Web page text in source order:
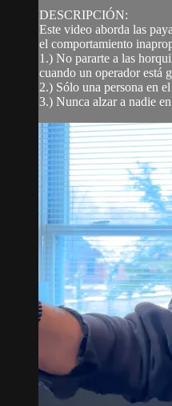
DESCRIPCIÓN:
Este video aborda las
el comportamiento
1.) No pararte a las
cuando un operador está
2.) Sólo una persona en
3.) Nunca alzar a nadie